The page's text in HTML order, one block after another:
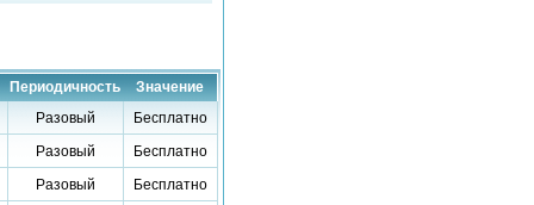
Периодичность
Значение
Разовый
Бесплатно
Разовый
Бесплатно
Разовый
Бесплатно